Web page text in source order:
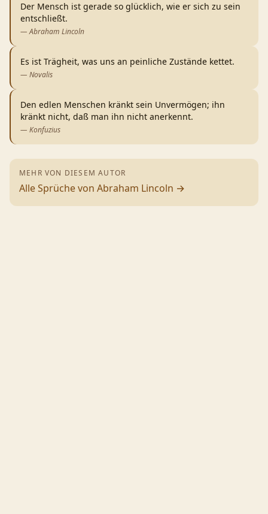
Der Mensch ist gerade so glücklich, wie er sich zu sein
entschließt.
—Abraham Lincoln
Es ist Trägheit, was uns an peinliche Zustände kettet.
— Novalis
Den edlen Menschen kränkt sein Unvermögen; ihn
kränkt nicht, daß man ihn nicht anerkennt.
— Konfuzius
MEHR VON DIESEM AUTOR
Alle Sprüche von Abraham Lincoln →